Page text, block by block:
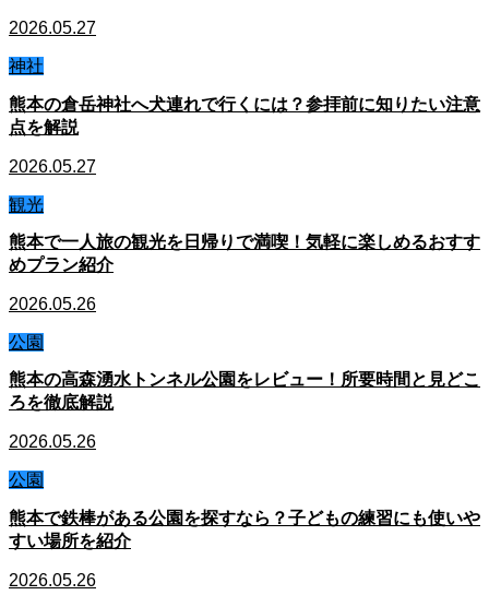
2026.05.27
神社
熊本の倉岳神社へ犬連れで行くには？参拝前に知りたい注意
点を解説
2026.05.27
観光
熊本で一人旅の観光を日帰りで満喫！気軽に楽しめるおすす
めプラン紹介
2026.05.26
公園
熊本の高森湧水トンネル公園をレビュー！所要時間と見どこ
ろを徹底解説
2026.05.26
公園
熊本で鉄棒がある公園を探すなら？子どもの練習にも使いや
すい場所を紹介
2026.05.26